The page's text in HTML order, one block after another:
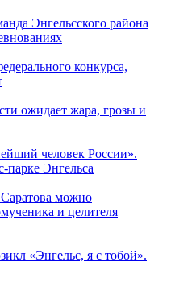
Энгельсского района
конкурса,
ожидает жара, грозы и
человек России».
парке Энгельса
можно
и целителя
«Энгельс, я с тобой».